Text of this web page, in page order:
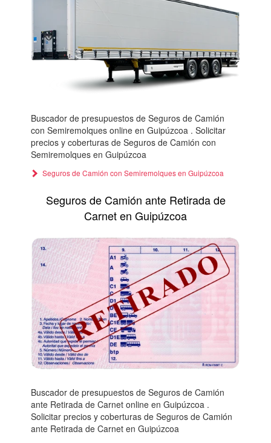
Buscador de presupuestos de Seguros de Camión
con Semiremolques online en Guipúzcoa . Solicitar
precios y coberturas de Seguros de Camión con
Semiremolques en Guipúzcoa
Seguros de Camión con Semiremolques en Guipúzcoa
Seguros de Camión ante Retirada de
Carnet en Guipúzcoa
Buscador de presupuestos de Seguros de Camión
ante Retirada de Carnet online en Guipúzcoa .
Solicitar precios y coberturas de Seguros de Camión
ante Retirada de Carnet en Guipúzcoa